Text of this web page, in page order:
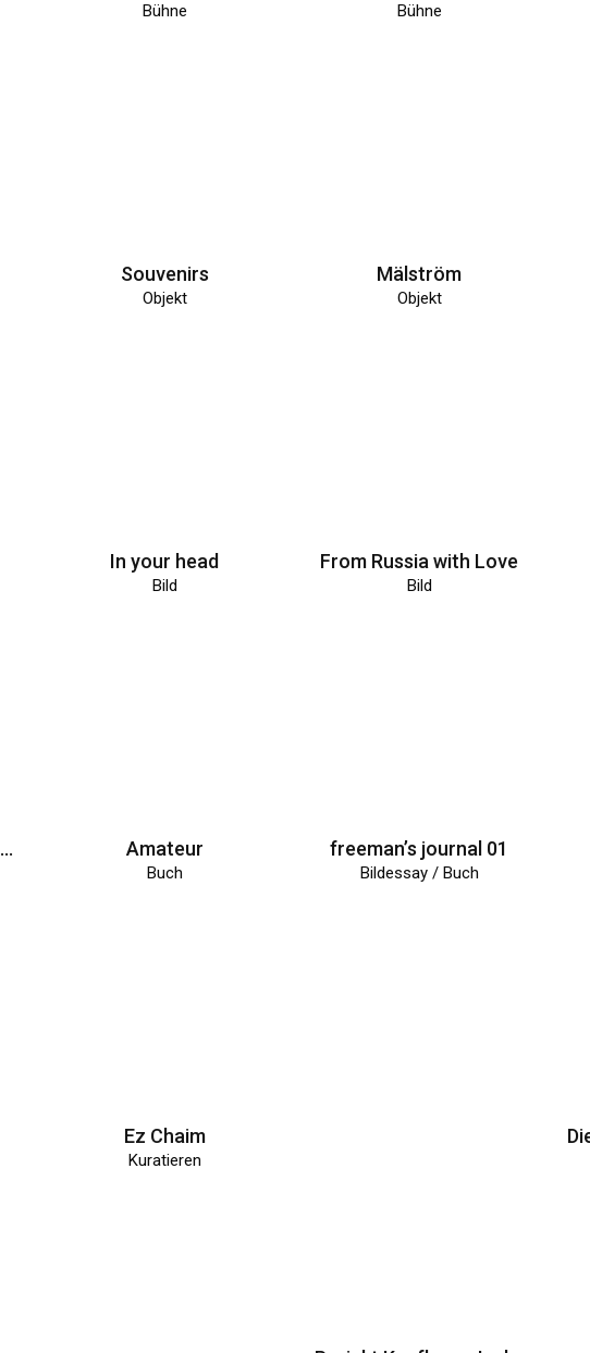
Bühne Bühne
Souvenirs
Objekt
Mälström
Objekt
In your head
Bild
From Russia with Love
Bild
Alsos Epsilon Toothpaste Amateur
Buch
freeman’s journal 01
Bildessay / Buch
Ez Chaim
Kuratieren